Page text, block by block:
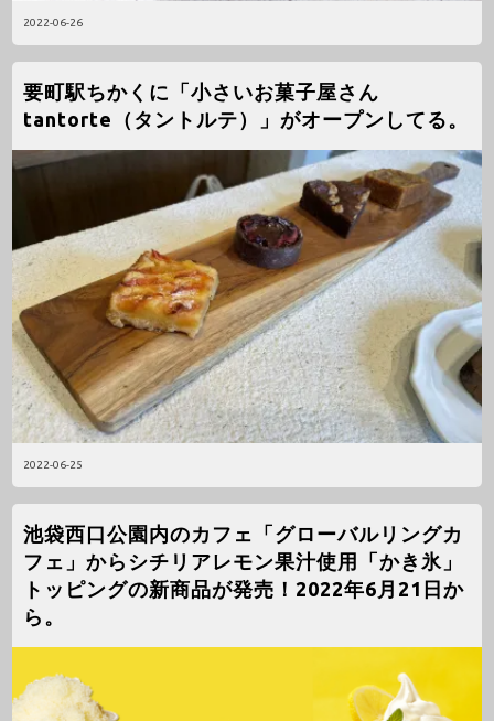
2022-06-26
2022-06-25
要町駅ちかくに「小さいお菓子屋さん
tantorte（タントルテ）」がオープンしてる。
池袋西口公園内のカフェ「グローバルリングカ
フェ」からシチリアレモン果汁使用「かき氷」
トッピングの新商品が発売！2022年6月21日か
ら。